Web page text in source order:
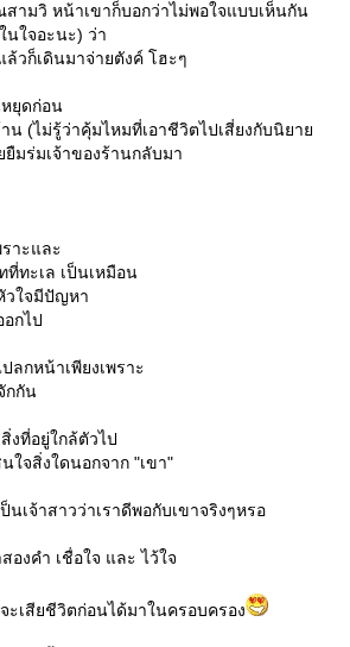
ามวิ หน้าเขาก็บอกว่าไม่พอใจแบบเห็นกัน
นใจอะนะ) ว่า
วก็เดินมาจ่ายตังค์ โฮะๆ
ยุดก่อน
(ไม่รู้ว่าคุ้มไหมที่เอาชีวิตไปเสี่ยงกับนิยา
มร่มเจ้าของร้านกลับมา
าะและ
ที่ทะเล เป็นเหมือน
วใจมีปัญหา
กไป
ลกหน้าเพียงเพราะ
กกัน
งที่อยู่ใกล้ตัวไป
นใจสิ่งใดนอกจาก "เขา"
เจ้าสาวว่าเราดีพอกับเขาจริงๆหรอ
องคำ เชื่อใจ และ ไว้ใจ
ะเสียชีวิตก่อนได้มาในครอบครอง